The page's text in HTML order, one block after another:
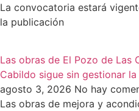
La convocatoria estará
la publicación
Las obras de El Pozo de Las
Cabildo sigue sin gestionar
agosto 3, 2026 No hay
Las obras de mejora y